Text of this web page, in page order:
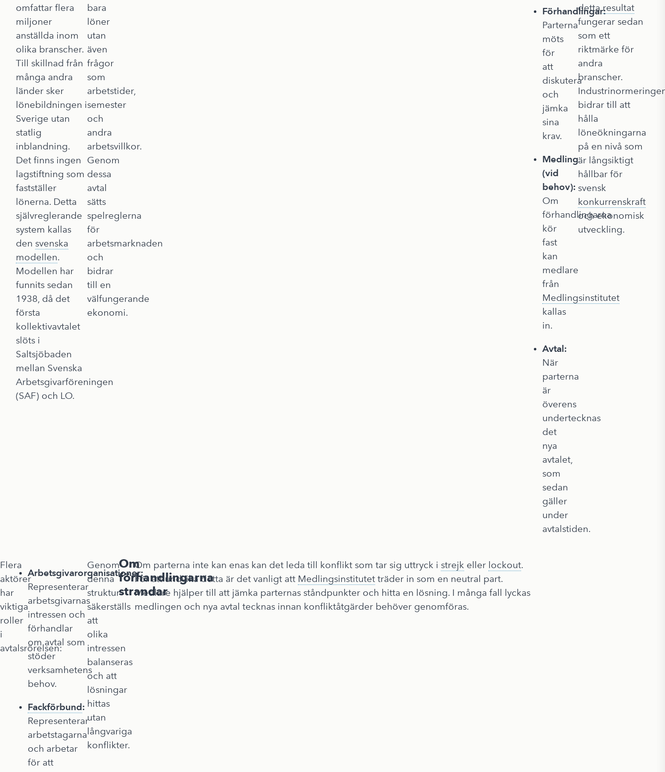
omfattar flera
miljoner
anställda inom
olika branscher.
Till skillnad från
många andra
länder sker
lönebildningen i
Sverige utan
statlig
inblandning.
Det finns ingen
lagstiftning som
fastställer
lönerna. Detta
självreglerande
system kallas
den svenska
modellen.
Modellen har
funnits sedan
1938, då det
första
kollektivavtalet
slöts i
Saltsjöbaden
mellan Svenska
Arbetsgivarföreningen
(SAF) och LO.
bara
löner
utan
även
frågor
som
arbetstider,
semester
och
andra
arbetsvillkor.
Genom
dessa
avtal
sätts
spelreglerna
för
arbetsmarknaden
och
bidrar
till en
välfungerande
ekonomi.
Förhandlingar:
Parterna
möts
för
att
diskutera
och
jämka
sina
krav.
Medling
(vid
behov):
Om
förhandlingarna
kör
fast
kan
medlare
från
Medlingsinstitutet
kallas
in.
Avtal:
När
parterna
är
överens
undertecknas
det
nya
avtalet,
som
sedan
gäller
under
avtalstiden.
dettaresultat
fungerar sedan
som ett
riktmärke för
andra
branscher.
bidrar till att
hålla
löneökningarna
på en nivå som
är långsiktigt
hållbar för
svensk
konkurrenskraft
och ekonomisk
utveckling.
Flera
aktörer
har
viktiga
roller
i
avtalsrörelsen:
Arbetsgivarorganisationer:
Representerar
arbetsgivarnas
intressen och
förhandlar
om avtal som
stöder
verksamhetens
behov.
Fackförbund:
Representerar
arbetstagarna
och arbetar
för att
Genom
denna
struktur
säkerställs
att
olika
intressen
balanseras
och att
lösningar
hittas
utan
långvariga
konflikter.
Om
förhandlingarna
strandar
Om parterna inte kan enas kan det leda till konflikt som tar sig uttryck i strejk eller lockout.
För att undvika detta är det vanligt att Medlingsinstitutet träder in som en neutral part.
Medlare hjälper till att jämka parternas ståndpunkter och hitta en lösning. I många fall lyckas
medlingen och nya avtal tecknas innan konfliktåtgärder behöver genomföras.